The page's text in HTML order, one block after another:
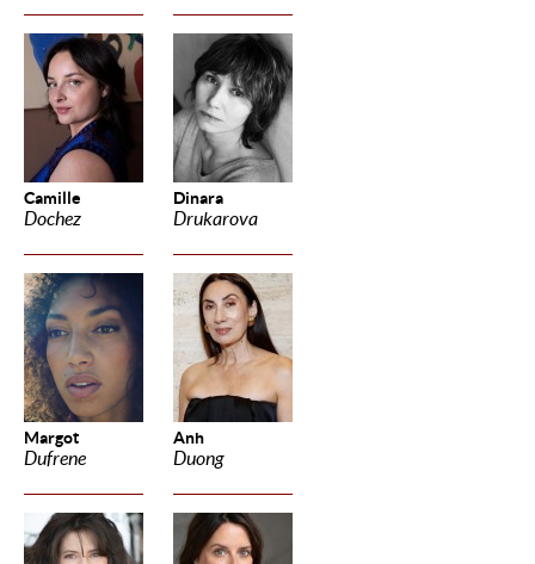
Camille
Dochez
Dinara
Drukarova
Margot
Dufrene
Anh
Duong